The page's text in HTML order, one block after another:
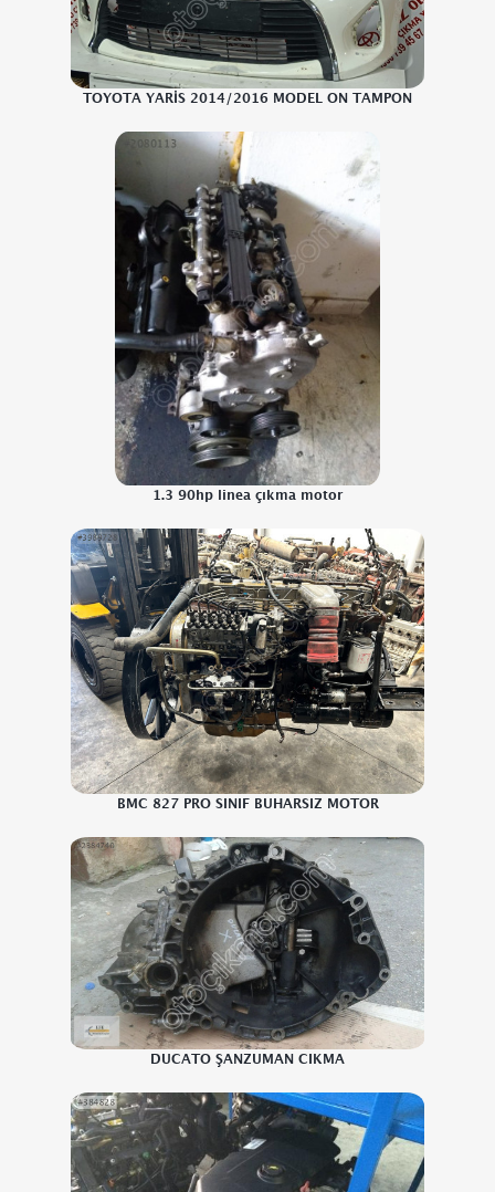
TOYOTA YARİS 2014/2016 MODEL ON TAMPON
1.3 90hp linea çıkma motor
BMC 827 PRO SINIF BUHARSIZ MOTOR
DUCATO ŞANZUMAN CIKMA